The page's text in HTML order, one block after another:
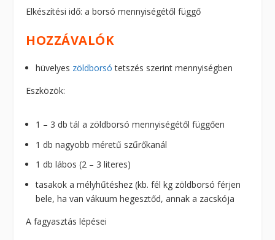
Elkészítési idő: a borsó mennyiségétől függő
HOZZÁVALÓK
hüvelyes zöldborsó tetszés szerint mennyiségben
Eszközök:
1 – 3 db tál a zöldborsó mennyiségétől függően
1 db nagyobb méretű szűrőkanál
1 db lábos (2 – 3 literes)
tasakok a mélyhűtéshez (kb. fél kg zöldborsó férjen
bele, ha van vákuum hegesztőd, annak a zacskója
A fagyasztás lépései